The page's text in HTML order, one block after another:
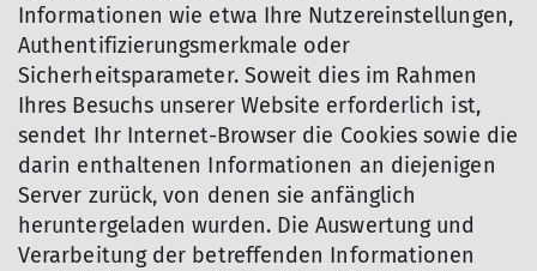
Informationen wie etwa Ihre Nutzereinstellungen,
Authentifizierungsmerkmale oder
Sicherheitsparameter. Soweit dies im Rahmen
Ihres Besuchs unserer Website erforderlich ist,
sendet Ihr Internet-Browser die Cookies sowie die
darin enthaltenen Informationen an diejenigen
Server zurück, von denen sie anfänglich
heruntergeladen wurden. Die Auswertung und
Verarbeitung der betreffenden Informationen